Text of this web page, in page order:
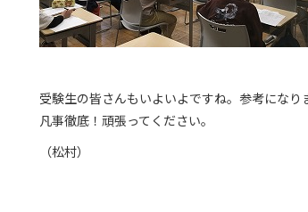
受験生の皆さんもいよいよですね。参考にな
凡事徹底！頑張ってください。
（松村）